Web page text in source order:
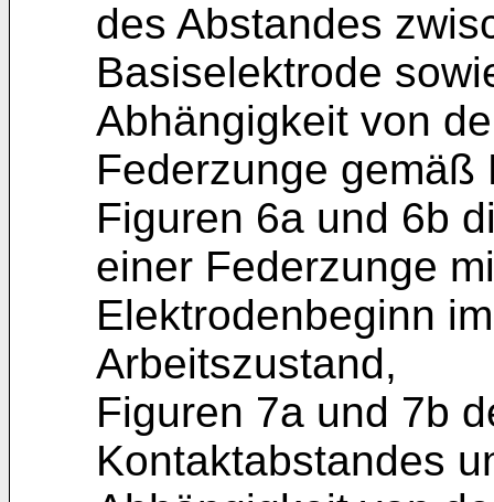
des Abstandes
Basiselektrode
Abhängigkeit von
Federzunge gemäß
Figuren 6a und 6b
einer Federzunge
Elektrodenbeginn
Arbeitszustand,
Figuren 7a und 7b
Kontaktabstandes